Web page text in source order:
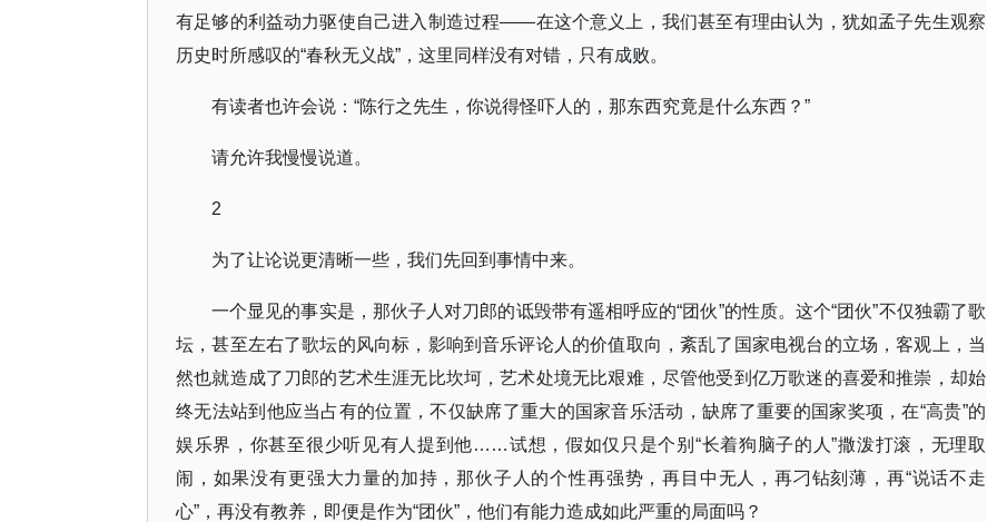
有足够的利益动力驱使自己进入制造过程——在这个意义上，我们甚至有理由认为，犹如孟子先生观察
历史时所感叹的“春秋无义战”，这里同样没有对错，只有成败。
有读者也许会说：“陈行之先生，你说得怪吓人的，那东西究竟是什么东西？”
请允许我慢慢说道。
2
为了让论说更清晰一些，我们先回到事情中来。
一个显见的事实是，那伙子人对刀郎的诋毁带有遥相呼应的“团伙”的性质。这个“团伙”不仅独霸了歌
坛，甚至左右了歌坛的风向标，影响到音乐评论人的价值取向，紊乱了国家电视台的立场，客观上，当
然也就造成了刀郎的艺术生涯无比坎坷，艺术处境无比艰难，尽管他受到亿万歌迷的喜爱和推崇，却始
终无法站到他应当占有的位置，不仅缺席了重大的国家音乐活动，缺席了重要的国家奖项，在“高贵”的
娱乐界，你甚至很少听见有人提到他……试想，假如仅只是个别“长着狗脑子的人”撒泼打滚，无理取
闹，如果没有更强大力量的加持，那伙子人的个性再强势，再目中无人，再刁钻刻薄，再“说话不走
心”，再没有教养，即便是作为“团伙”，他们有能力造成如此严重的局面吗？